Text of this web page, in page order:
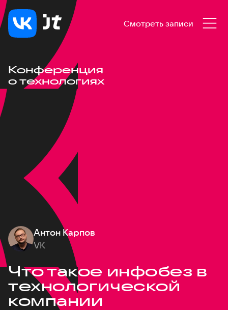
Смотреть записи
Конференция
о технологиях
Антон Карпов
VK
Что такое инфобез в
технологической
компании